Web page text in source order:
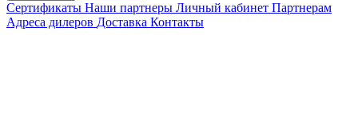
Сертификаты Наши партнеры Личный кабинет Партнерам
Адреса дилеров Доставка Контакты